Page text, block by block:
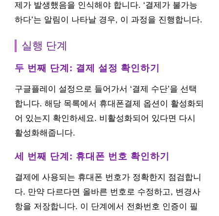
제가 발생했음을 인식해야 합니다. ‘결제가 불가능
하다’는 알림이 나타날 경우, 이 과정을 진행합니다.
실행 단계
두 번째 단계: 결제 설정 확인하기
구글플레이 설정으로 들어가서 ‘결제 수단’을 선택
합니다. 해당 목록에서 휴대폰결제 옵션이 활성화되
어 있는지 확인하세요. 비활성화되어 있다면 다시
활성화해줍니다.
세 번째 단계: 휴대폰 번호 확인하기
결제에 사용되는 휴대폰 번호가 정확한지 점검합니
다. 만약 다르다면 올바른 번호로 수정하고, 변경사
항을 저장합니다. 이 단계에서 전화번호 인증이 필